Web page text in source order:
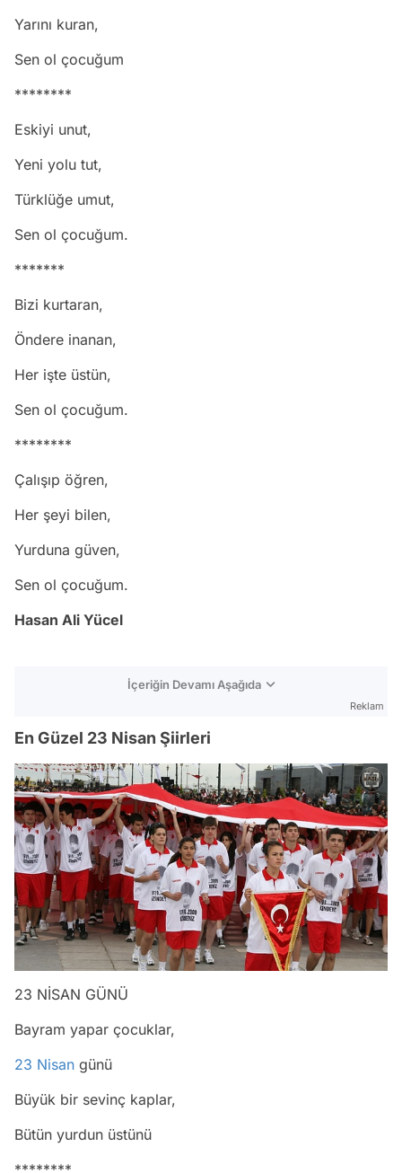
Yarını kuran,
Sen ol çocuğum
********
Eskiyi unut,
Yeni yolu tut,
Türklüğe umut,
Sen ol çocuğum.
*******
Bizi kurtaran,
Öndere inanan,
Her işte üstün,
Sen ol çocuğum.
********
Çalışıp öğren,
Her şeyi bilen,
Yurduna güven,
Sen ol çocuğum.
Hasan Ali Yücel
İçeriğin Devamı Aşağıda
Reklam
En Güzel 23 Nisan Şiirleri
23 NİSAN GÜNÜ
Bayram yapar çocuklar,
23 Nisan günü
Büyük bir sevinç kaplar,
Bütün yurdun üstünü